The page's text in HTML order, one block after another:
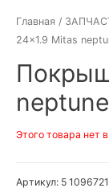
Главная /
24×1.9 Mitas
neptune
Этого товара нет
Артикул: 5